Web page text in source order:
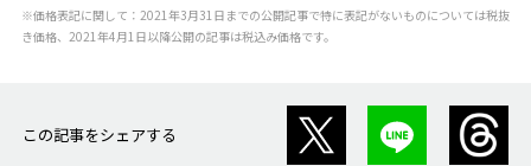
※価格表記に関して：2021年3月31日までの公開記事で特に表記がないものについては税抜
き価格、2021年4月1日以降公開の記事は税込み価格です。
この記事をシェアする